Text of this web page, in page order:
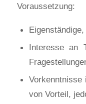
Voraussetzung:
Interesse an
Vorkenntnisse
von Vorteil,